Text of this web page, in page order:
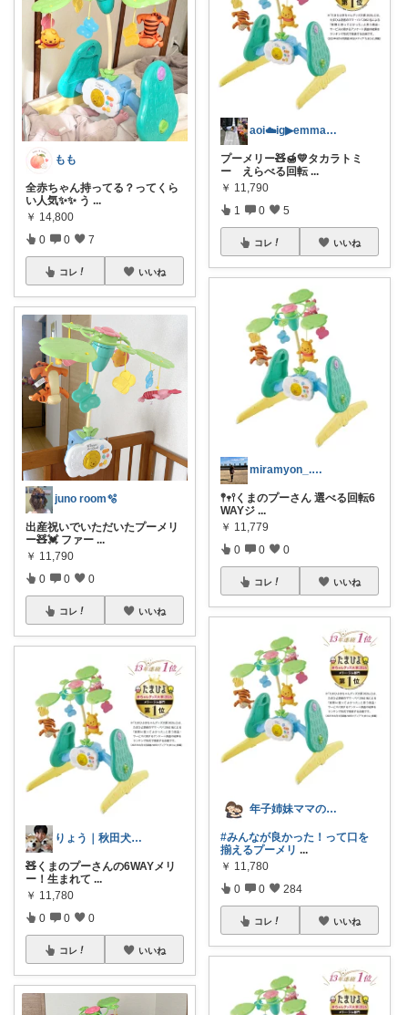
もも
全赤ちゃん持ってる？ってくら
い人気✨✨ う ...
￥ 14,800
0 0 7
コレ いいね
juno room🫧
出産祝いでいただいたプーメリ
ー🧸💓 ファー ...
￥ 11,790
0 0 0
コレ いいね
りょう｜秋田犬二匹との暮らし
🧸くまのプーさんの6WAYメリ
ー！生まれて ...
￥ 11,780
0 0 0
コレ いいね
aoi☁️ig▶︎emmaoi_
プーメリー🧸🍯💛タカラトミ
ー えらべる回転 ...
￥ 11,790
1 0 5
コレ いいね
miramyon_.👶🏻5m
𖤣𖥧𖥣くまのプーさん 選べる回転6
WAYジ ...
￥ 11,779
0 0 0
コレ いいね
年子姉妹ママのトシコ｜２歳&３歳
#みんなが良かった！って口を
揃えるプーメリ ...
￥ 11,780
0 0 284
コレ いいね